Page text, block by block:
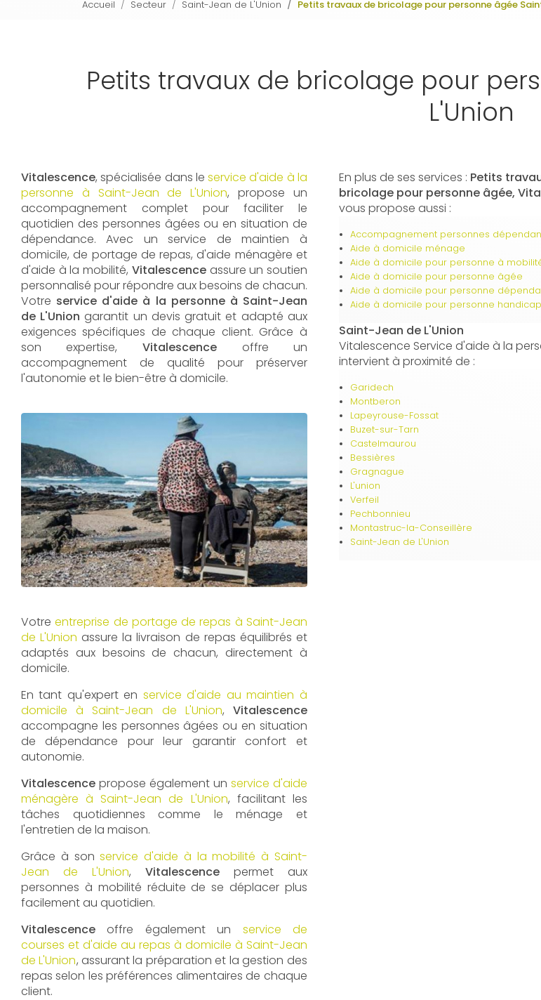
Accueil Secteur Saint-Jean de L'Union Petits travaux de bricolage pour personne âgée
Petits travaux de bricolage pour
L'Union
Vitalescence, spécialisée dans leservice d'aide à la
personne à Saint-Jean de L'Union, propose un
accompagnement complet pour faciliter le
quotidien des personnes âgées ou en situation de
dépendance. Avec un service de maintien à
domicile, de portage de repas, d'aide ménagère et
d'aide à la mobilité, Vitalescence assure un soutien
personnalisé pour répondre aux besoins de chacun.
Votre service d'aide à la personne à Saint-Jean
de L'Union garantit un devis gratuit et adapté aux
exigences spécifiques de chaque client. Grâce à
son expertise, Vitalescence offre un
accompagnement de qualité pour préserver
l'autonomie et le bien-être à domicile.
Votreentreprise de portage de repas à Saint-Jean
de L'Union assure la livraison de repas équilibrés et
adaptés aux besoins de chacun, directement à
domicile.
En tant qu'expert en service d'aide au maintien à
domicile à Saint-Jean de L'Union, Vitalescence
accompagne les personnes âgées ou en situation
de dépendance pour leur garantir confort et
autonomie.
Vitalescence propose également un service d'aide
ménagère à Saint-Jean de L'Union, facilitant les
tâches quotidiennes comme le ménage et
l'entretien de la maison.
Grâce à sonservice d'aide à la mobilité à Saint-
Jean de L'Union, Vitalescence permet aux
personnes à mobilité réduite de se déplacer plus
facilement au quotidien.
Vitalescence offre également un service de
courses et d'aide au repas à domicile à Saint-Jean
de L'Union, assurant la préparation et la gestion des
repas selon les préférences alimentaires de chaque
client.
En plus de ses services : Petits
bricolage pour personne âgée,
vous propose aussi :
Accompagnement personnes
Aide à domicile ménage
Aide à domicile pour personne à
Aide à domicile pour personne âgée
Aide à domicile pour personne
Aide à domicile pour personne
Saint-Jean de L'Union
Vitalescence Service d'aide à la
intervient à proximité de :
Garidech
Montberon
Lapeyrouse-Fossat
Buzet-sur-Tarn
Castelmaurou
Bessières
Gragnague
L'union
Verfeil
Pechbonnieu
Montastruc-la-Conseillère
Saint-Jean de L'Union